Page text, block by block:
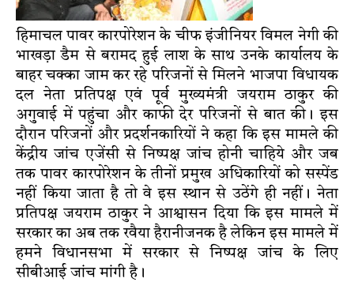
हिमाचल पावर कारपोरेशन के चीफ इंजीनियर विमल नेगी की
भाखड़ा डैम से बरामद हुई लाश के साथ उनके कार्यालय के
बाहर चक्का जाम कर रहे परिजनों से मिलने भाजपा विधायक
दल नेता प्रतिपक्ष एवं पूर्व मुख्यमंत्री जयराम ठाकुर की
अगुवाई में पहुंचा और काफी देर परिजनों से बात की। इस
दौरान परिजनों और प्रदर्शनकारियों ने कहा कि इस मामले की
केंद्रीय जांच एजेंसी से निष्पक्ष जांच होनी चाहिये और जब
तक पावर कारपोरेशन के तीनों प्रमुख अधिकारियों को सस्पेंड
नहीं किया जाता है तो वे इस स्थान से उठेंगे ही नहीं। नेता
प्रतिपक्ष जयराम ठाकुर ने आश्वासन दिया कि इस मामले में
सरकार का अब तक रवैया हैरानीजनक है लेकिन इस मामले में
हमने विधानसभा में सरकार से निष्पक्ष जांच के लिए
सीबीआई जांच मांगी है।